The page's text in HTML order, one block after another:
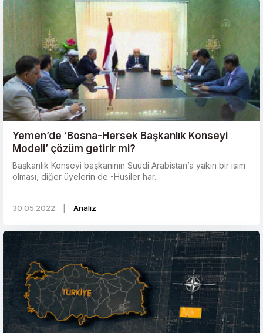
Yemen’de ‘Bosna-Hersek Başkanlık Konseyi
Modeli’ çözüm getirir mi?
Başkanlık Konseyi başkanının Suudi Arabistan’a yakın bir isim
olması, diğer üyelerin de -Husiler har..
30.05.2022 Analiz